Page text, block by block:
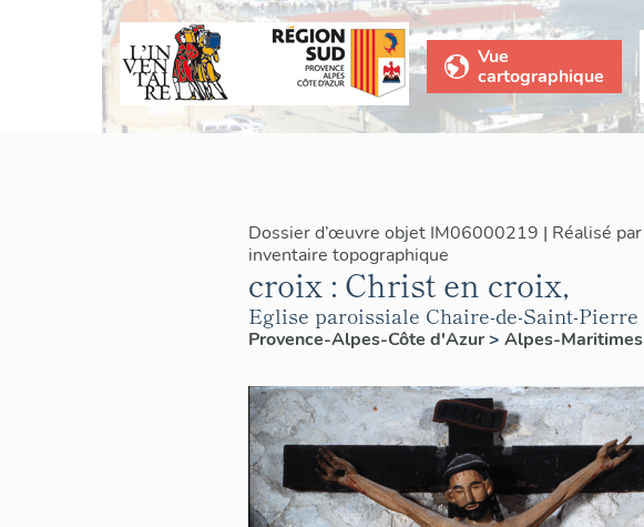
Vue
cartographique
Dossier d’œuvre objet IM06000219 | Réalisé par
inventaire topographique
croix : Christ en croix,
Eglise paroissiale Chaire-de-Saint-Pierre
Provence-Alpes-Côte d'Azur> Alpes-Maritimes